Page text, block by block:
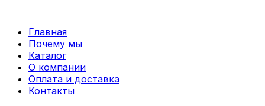
содержимому
Главная
Почему мы
Каталог
О компании
Оплата и доставка
Контакты